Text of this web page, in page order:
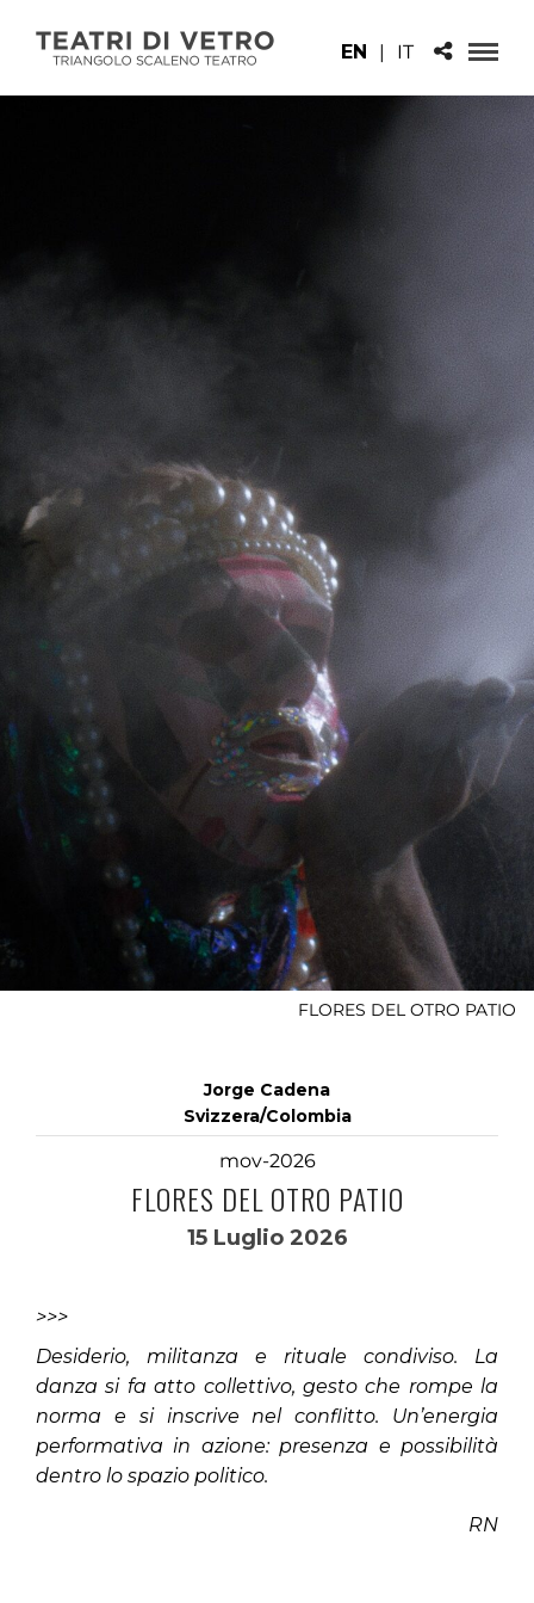
EN | IT
FLORES DEL OTRO PATIO
Jorge Cadena
Svizzera/Colombia
mov-2026
FLORES DEL OTRO PATIO
15 Luglio 2026
>>>
Desiderio, militanza e rituale condiviso. La
danza si fa atto collettivo, gesto che rompe la
norma e si inscrive nel conflitto. Un’energia
performativa in azione: presenza e possibilità
dentro lo spazio politico.
RN